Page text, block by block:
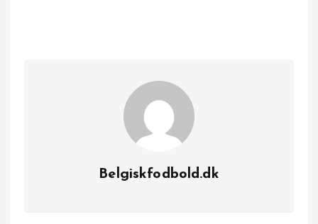
Belgiskfodbold.dk